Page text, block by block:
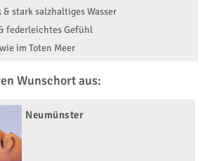
stark salzhaltiges Wasser
federleichtes Gefühl
im Toten Meer
Wunschort aus:
Neumünster